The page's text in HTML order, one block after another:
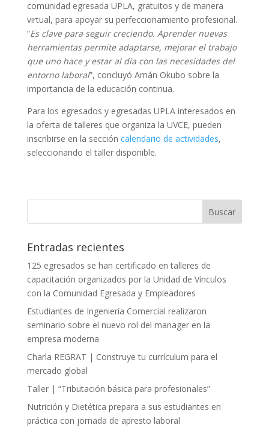
comunidad egresada UPLA, gratuitos y de manera
virtual, para apoyar su perfeccionamiento profesional.
“Es clave para seguir creciendo. Aprender nuevas
herramientas permite adaptarse, mejorar el trabajo
que uno hace y estar al día con las necesidades del
entorno laboral”, concluyó Amán Okubo sobre la
importancia de la educación continua.
Para los egresados y egresadas UPLA interesados en
la oferta de talleres que organiza la UVCE, pueden
inscribirse en la sección calendario de actividades,
seleccionando el taller disponible.
Entradas recientes
125 egresados se han certificado en talleres de
capacitación organizados por la Unidad de Vínculos
con la Comunidad Egresada y Empleadores
Estudiantes de Ingeniería Comercial realizaron
seminario sobre el nuevo rol del manager en la
empresa moderna
Charla REGRAT | Construye tu currículum para el
mercado global
Taller | “Tributación básica para profesionales”
Nutrición y Dietética prepara a sus estudiantes en
práctica con jornada de apresto laboral